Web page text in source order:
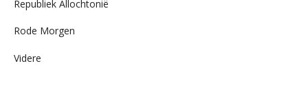
Republiek Allochtonië
Rode Morgen
Videre